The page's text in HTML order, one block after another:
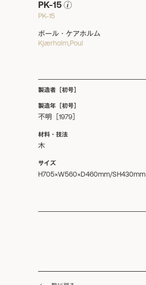
PK-15
PK-15
ポール・ケアホルム
Kjærholm,Poul
製造者［初号］
製造年［初号］
不明［1979］
材料・技法
木
サイズ
H705×W560×D460mm/SH430mm